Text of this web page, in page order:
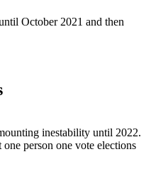
October 2021 and then
inestability until 2022.
person one vote elections